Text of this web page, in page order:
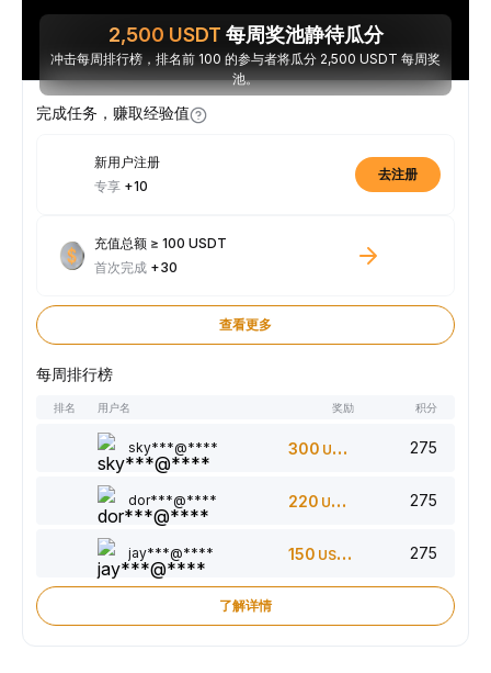
2,500 USDT 每周奖池静待瓜分
冲击每周排行榜，排名前 100 的参与者将瓜分 2,500 USDT 每周奖
池。
完成任务，赚取经验值
新用户注册
专享 +10
去注册
充值总额 ≥ 100 USDT
首次完成 +30
查看更多
每周排行榜
排名 用户名 奖励 积分
sky***@**** 300 USDT 275
dor***@**** 220 USDT 275
jay***@**** 150 USDT 275
了解详情